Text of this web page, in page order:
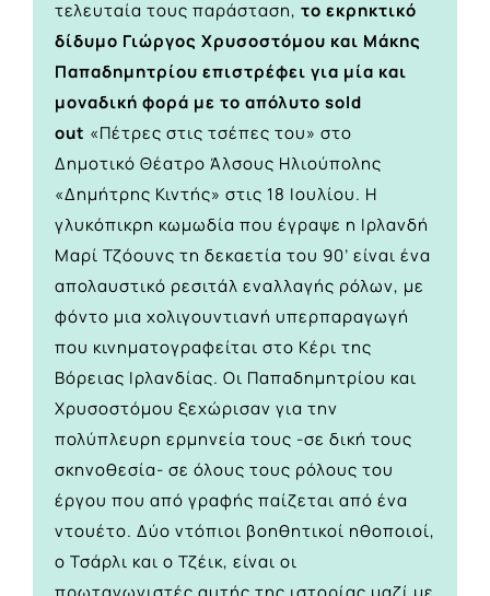
τελευταία τους παράσταση, το εκρηκτικό
δίδυμο Γιώργος Χρυσοστόμου και Μάκης
Παπαδημητρίου επιστρέφει για μία και
μοναδική φορά με το απόλυτο sold
out «Πέτρες στις τσέπες του» στο
Δημοτικό Θέατρο Άλσους Ηλιούπολης
«Δημήτρης Κιντής» στις 18 Ιουλίου. Η
γλυκόπικρη κωμωδία που έγραψε η Ιρλανδή
Μαρί Τζόουνς τη δεκαετία του 90’ είναι ένα
απολαυστικό ρεσιτάλ εναλλαγής ρόλων, με
φόντο μια χολιγουντιανή υπερπαραγωγή
που κινηματογραφείται στο Κέρι της
Βόρειας Ιρλανδίας. Οι Παπαδημητρίου και
Χρυσοστόμου ξεχώρισαν για την
πολύπλευρη ερμηνεία τους -σε δική τους
σκηνοθεσία- σε όλους τους ρόλους του
έργου που από γραφής παίζεται από ένα
ντουέτο. Δύο ντόπιοι βοηθητικοί ηθοποιοί,
ο Τσάρλι και ο Τζέικ, είναι οι